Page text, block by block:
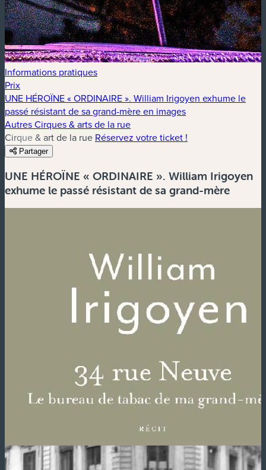
Informations pratiques
Prix
UNE HÉROÏNE « ORDINAIRE ». William Irigoyen exhume le
passé résistant de sa grand-mère en images
Autres Cirques & arts de la rue
Cirque & art de la rue Réservez votre ticket !
Partager
UNE HÉROÏNE « ORDINAIRE ». William Irigoyen
exhume le passé résistant de sa grand-mère